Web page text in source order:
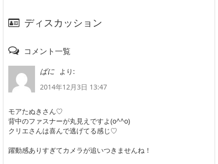
ディスカッション
コメント一覧
ばに
より:
2014年12月3日 13:47
モアたぬきさん♡
背中のファスナーが丸見えですよ(o^^o)
クリエさんは喜んで逃げてる感じ♡
躍動感ありすぎてカメラが追いつきませんね！